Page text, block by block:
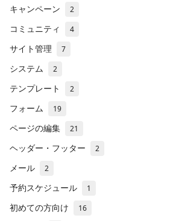
キャンペーン 2
コミュニティ 4
サイト管理 7
システム 2
テンプレート 2
フォーム 19
ページの編集 21
ヘッダー・フッター 2
メール 2
予約スケジュール 1
初めての方向け 16